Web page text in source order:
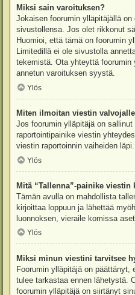
Miksi sain varoituksen?
Jokaisen foorumin ylläpitäjällä on
sivustollensa. Jos olet rikkonut
Huomioi, että tämä on foorumin
Limitedillä ei ole sivustolla
tekemistä. Ota yhteyttä foorumin
annetun varoituksen syystä.
Ylös
Miten ilmoitan viestin
Jos foorumin ylläpitäjä on
raportointipainike viestin
viestin raportoinnin vaiheiden läpi.
Ylös
Mitä “Tallenna”-painike
Tämän avulla on mahdollista
kirjoittaa loppuun ja lähettää
luonnoksen, vieraile komissa
Ylös
Miksi minun viestini tarvitsee
Foorumin ylläpitäjä on
tulee tarkastaa ennen lähetystä.
foorumin ylläpitäjä on siirtänyt